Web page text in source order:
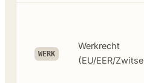
WERK
Werkrecht
(EU/EER/